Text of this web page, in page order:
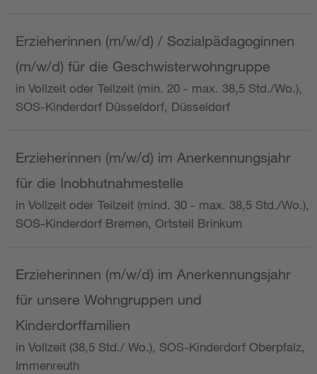
Erzieherinnen (m/w/d) / Sozialpädagoginnen
(m/w/d) für die Geschwisterwohngruppe
in Vollzeit oder Teilzeit (min. 20 - max. 38,5 Std./Wo.),
SOS-Kinderdorf Düsseldorf, Düsseldorf
Erzieherinnen (m/w/d) im Anerkennungsjahr
für die Inobhutnahmestelle
in Vollzeit oder Teilzeit (mind. 30 - max. 38,5 Std./Wo.),
SOS-Kinderdorf Bremen, Ortsteil Brinkum
Erzieherinnen (m/w/d) im Anerkennungsjahr
für unsere Wohngruppen und
Kinderdorffamilien
in Vollzeit (38,5 Std./ Wo.), SOS-Kinderdorf Oberpfalz,
Immenreuth